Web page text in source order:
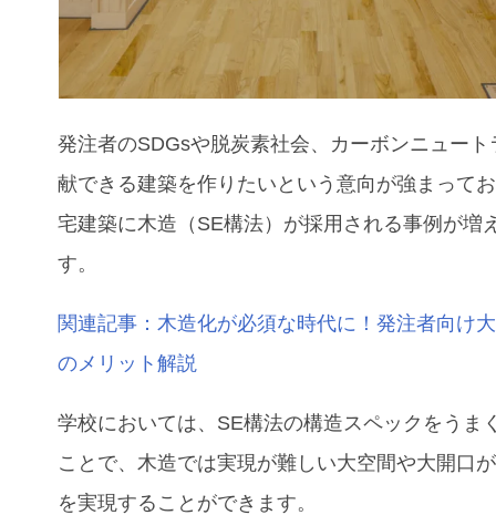
発注者のSDGsや脱炭素社会、カーボンニュート
献できる建築を作りたいという意向が強まって
宅建築に木造（SE構法）が採用される事例が増
す。
関連記事：木造化が必須な時代に！発注者向け
のメリット解説
学校においては、SE構法の構造スペックをうま
ことで、木造では実現が難しい大空間や大開口
を実現することができます。